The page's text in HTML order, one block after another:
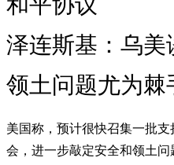
和平协议
泽连斯基：乌美
领土问题尤为棘
美国称，预计很快召集一批
会，进一步敲定安全和领土